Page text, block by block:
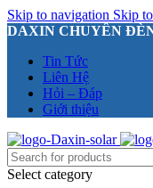
Skip to navigation Skip
DAXIN CHUYÊN
Tin Tức
Liên Hệ
Hỏi – Đáp
Giới thiệu
Select category